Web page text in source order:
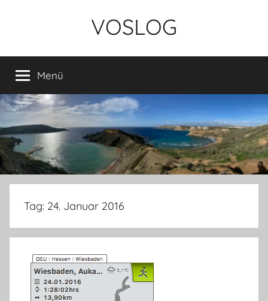
VOSLOG
Menü
Tag: 24. Januar 2016